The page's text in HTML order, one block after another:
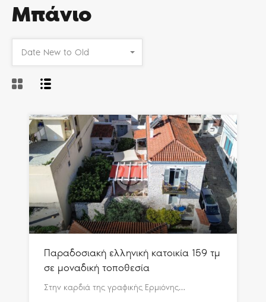
Μπάνιο
Date New to Old
Παραδοσιακή ελληνική κατοικία 159 τμ
σε μοναδική τοποθεσία
Στην καρδιά της γραφικής Ερμιόνης…